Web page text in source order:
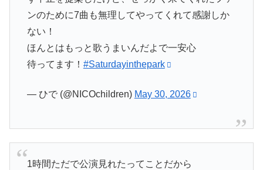
ンのために7曲も無理してやってくれて感謝しか
ない！
ほんとはもっと歌うまいんだよで一安心
待ってます！ #Saturdayinthepark
— ひで (@NICOchildren) May 30, 2026
1時間ただで公演見れたってことだから